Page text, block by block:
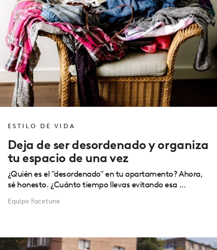
ESTILO DE VIDA
Deja de ser desordenado y organiza
tu espacio de una vez
¿Quién es el "desordenado" en tu apartamento? Ahora,
sé honesto. ¿Cuánto tiempo llevas evitando esa ...
Equipo Facetune